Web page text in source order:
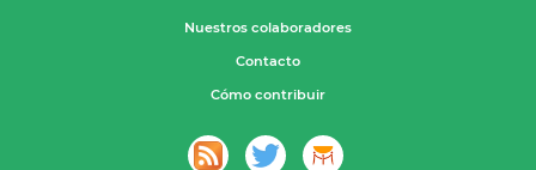
Nuestros colaboradores
Contacto
Cómo contribuir